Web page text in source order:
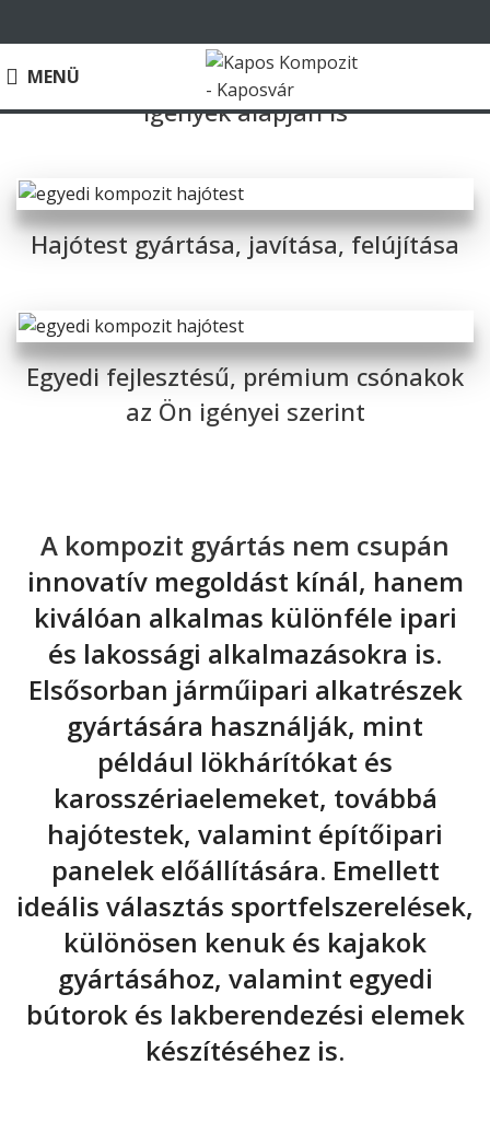
MENÜ
Kompozit elemek gyártása, akár egyedi
igények alapján is
Hajótest gyártása, javítása, felújítása
Egyedi fejlesztésű, prémium csónakok
az Ön igényei szerint
A kompozit gyártás nem csupán
innovatív megoldást kínál, hanem
kiválóan alkalmas különféle ipari
és lakossági alkalmazásokra is.
Elsősorban járműipari alkatrészek
gyártására használják, mint
például lökhárítókat és
karosszériaelemeket, továbbá
hajótestek, valamint építőipari
panelek előállítására. Emellett
ideális választás sportfelszerelések,
különösen kenuk és kajakok
gyártásához, valamint egyedi
bútorok és lakberendezési elemek
készítéséhez is.